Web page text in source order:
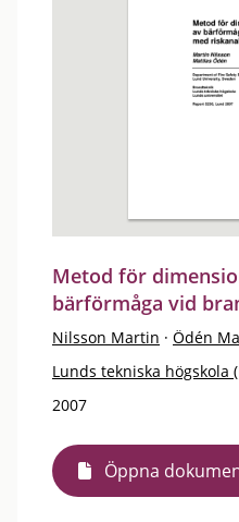
Metod för
bärförmåga vid
Nilsson Martin · Ödén
Lunds tekniska högskola
2007
Öppna